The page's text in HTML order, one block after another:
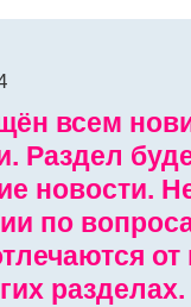
всем
Раздел
новости.
по
разделах.